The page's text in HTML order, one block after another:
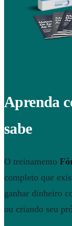
Aprenda
sabe
O treinamento
completo que
ganhar dinheiro
ou criando seu